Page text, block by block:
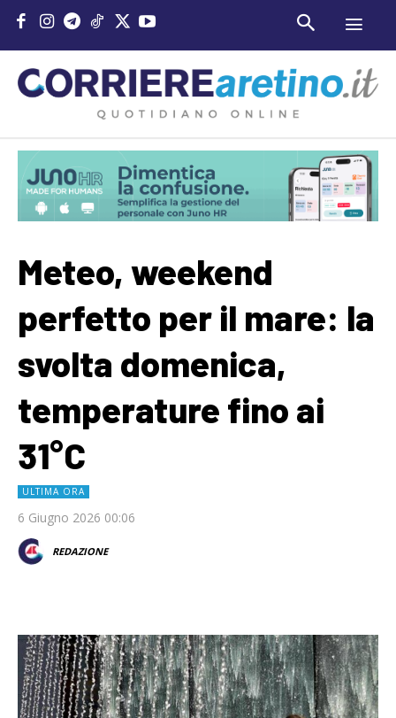
Meteo, weekend
perfetto per il mare: la
svolta domenica,
temperature fino ai
31°C
ULTIMA ORA
6 Giugno 2026 00:06
REDAZIONE